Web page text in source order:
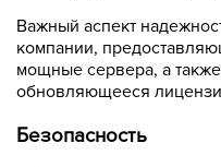
Важный аспект
компании,
мощные сервера, а
обновляющееся
Безопасность